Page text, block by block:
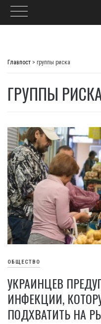
Главпост > группы риска
ГРУППЫ
ОБЩЕСТВО
УКРАИНЦЕВ
ИНФЕКЦИИ,
ПОДХВАТИТЬ НА